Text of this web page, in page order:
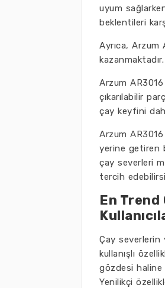
uyum
beklentileri
Ayrıca, Arzum
Arzum AR3016
çıkarılabilir
çay keyfini
Arzum
yerine getiren
çay severleri
tercih
En Trend
Çay severlerin
kullanışlı
gözdesi haline
Yenilikçi